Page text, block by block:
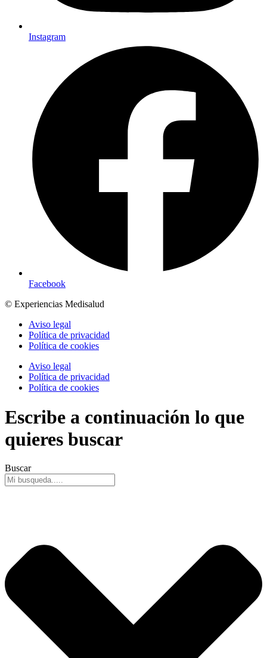
Instagram
Facebook
© Experiencias Medisalud
Aviso legal
Política de privacidad
Política de cookies
Aviso legal
Política de privacidad
Política de cookies
Escribe a continuación lo que
quieres buscar
Buscar